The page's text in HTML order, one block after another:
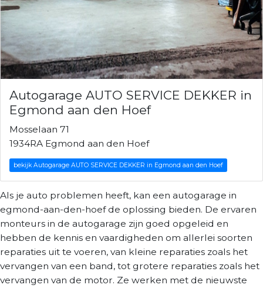
Autogarage AUTO SERVICE DEKKER in
Egmond aan den Hoef
Mosselaan 71
1934RA Egmond aan den Hoef
bekijk Autogarage AUTO SERVICE DEKKER in Egmond aan den Hoef
Als je auto problemen heeft, kan een autogarage in
egmond-aan-den-hoef de oplossing bieden. De ervaren
monteurs in de autogarage zijn goed opgeleid en
hebben de kennis en vaardigheden om allerlei soorten
reparaties uit te voeren, van kleine reparaties zoals het
vervangen van een band, tot grotere reparaties zoals het
vervangen van de motor. Ze werken met de nieuwste